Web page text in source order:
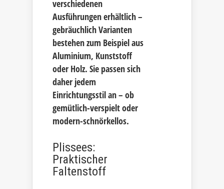
verschiedenen
Ausführungen erhältlich –
gebräuchlich Varianten
bestehen zum Beispiel aus
Aluminium, Kunststoff
oder Holz. Sie passen sich
daher jedem
Einrichtungsstil an – ob
gemütlich-verspielt oder
modern-schnörkellos.
Plissees:
Praktischer
Faltenstoff